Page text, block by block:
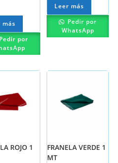
más
Pedir por
Leer más
Pedir por
WhatsApp
ROJO 1
FRANELA VERDE 1
MT